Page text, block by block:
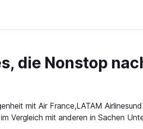
die Nonstop
mit Air France,LATAM
Vergleich mit anderen in Sachen